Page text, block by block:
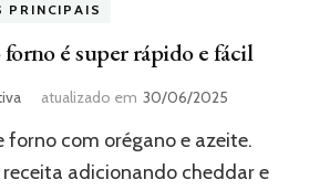
PRINCIPAIS
forno é super rápido e fácil
atualizado em 30/06/2025
forno com orégano e azeite.
receita adicionando cheddar e